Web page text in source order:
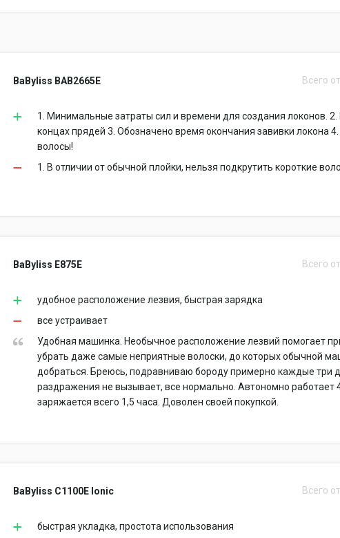
BaByliss BAB2665E Всего
1. Минимальные затраты сил и времени для создания локонов. 2.
концах прядей 3. Обозначено время окончания завивки локона
волосы!
1. В отличии от обычной плойки, нельзя подкрутить короткие
BaByliss E875E Всего
удобное расположение лезвия, быстрая зарядка
все устраивает
Удобная машинка. Необычное расположение лезвий помогает
убрать даже самые неприятные волоски, до которых обычной
добраться. Бреюсь, подравниваю бороду примерно каждые три
раздражения не вызывает, все нормально. Автономно работает
заряжается всего 1,5 часа. Доволен своей покупкой.
BaByliss C1100Е Ionic Всего
быстрая укладка, простота использования